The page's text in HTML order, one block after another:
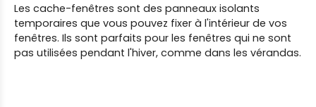
Les cache-fenêtres sont des panneaux isolants
temporaires que vous pouvez fixer à l'intérieur de vos
fenêtres. Ils sont parfaits pour les fenêtres qui ne sont
pas utilisées pendant l'hiver, comme dans les vérandas.